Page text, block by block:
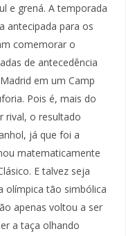
e grená. A temporada
antecipada para os
comemorar o
de antecedência
em um Camp
Pois é, mais do
rival, o resultado
já que foi a
matematicamente
E talvez seja
olímpica tão simbólica
apenas voltou a ser
a taça olhando